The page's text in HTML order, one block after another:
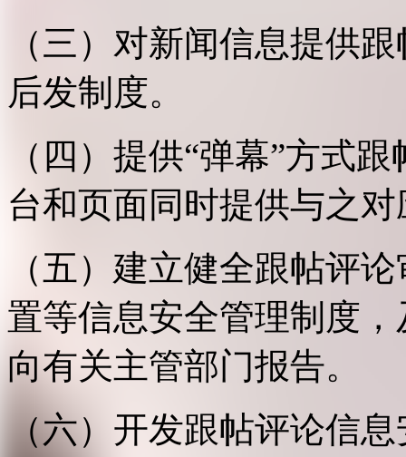
（三）对新闻信息提供
后发制度。
（四）提供“弹幕”方式
台和页面同时提供与之
（五）建立健全跟帖评
置等信息安全管理制度
向有关主管部门报告。
（六）开发跟帖评论信